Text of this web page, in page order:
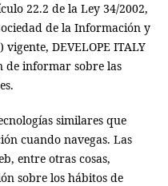
22.2 de la Ley 34/2002,
de la Información y
DEVELOPE ITALY
de informar sobre las
similares que
cuando navegas. Las
entre otras cosas,
sobre los hábitos de